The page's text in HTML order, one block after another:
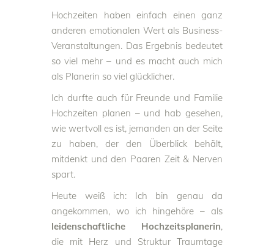
Hochzeiten haben einfach einen ganz
anderen emotionalen Wert als Business-
Veranstaltungen. Das Ergebnis bedeutet
so viel mehr – und es macht auch mich
als Planerin so viel glücklicher.
Ich durfte auch für Freunde und Familie
Hochzeiten planen – und hab gesehen,
wie wertvoll es ist, jemanden an der Seite
zu haben, der den Überblick behält,
mitdenkt und den Paaren Zeit & Nerven
spart.
Heute weiß ich: Ich bin genau da
angekommen, wo ich hingehöre – als
leidenschaftliche Hochzeitsplanerin,
die mit Herz und Struktur Traumtage